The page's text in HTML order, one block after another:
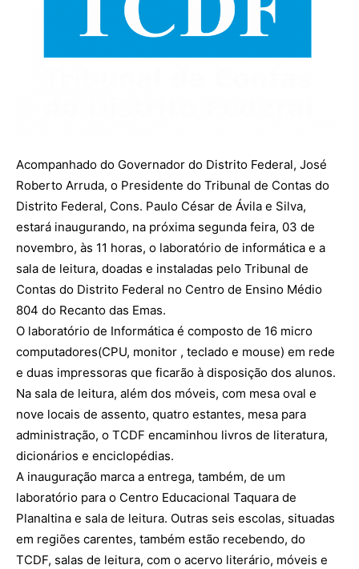
Acompanhado do Governador do Distrito Federal, José
Roberto Arruda, o Presidente do Tribunal de Contas do
Distrito Federal, Cons. Paulo César de Ávila e Silva,
estará inaugurando, na próxima segunda feira, 03 de
novembro, às 11 horas, o laboratório de informática e a
sala de leitura, doadas e instaladas pelo Tribunal de
Contas do Distrito Federal no Centro de Ensino Médio
804 do Recanto das Emas.
O laboratório de Informática é composto de 16 micro
computadores(CPU, monitor , teclado e mouse) em rede
e duas impressoras que ficarão à disposição dos alunos.
Na sala de leitura, além dos móveis, com mesa oval e
nove locais de assento, quatro estantes, mesa para
administração, o TCDF encaminhou livros de literatura,
dicionários e enciclopédias.
A inauguração marca a entrega, também, de um
laboratório para o Centro Educacional Taquara de
Planaltina e sala de leitura. Outras seis escolas, situadas
em regiões carentes, também estão recebendo, do
TCDF, salas de leitura, com o acervo literário, móveis e